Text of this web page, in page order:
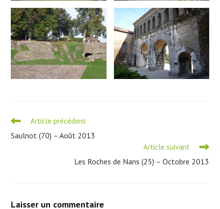
Read
articles
Article précédent
Saulnot (70) – Août 2013
Article suivant
Les Roches de Nans (25) – Octobre 2013
Laisser un commentaire